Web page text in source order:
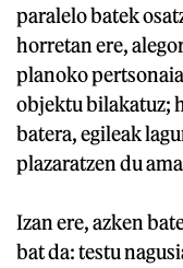
paralelo batek
horretan ere,
planoko
objektu bilakatuz;
batera, egileak
plazaratzen du
Izan ere, azken
bat da: testu